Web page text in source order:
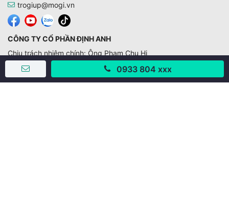
0933 804 xxx
trogiup@mogi.vn
CÔNG TY CỔ PHẦN ĐỊNH ANH
Chịu trách nhiệm chính: Ông Phạm Chu Hi
Giấy phép số: 429/GP-BTTTT do Bộ TTTT cấp ngày
11/10/2019